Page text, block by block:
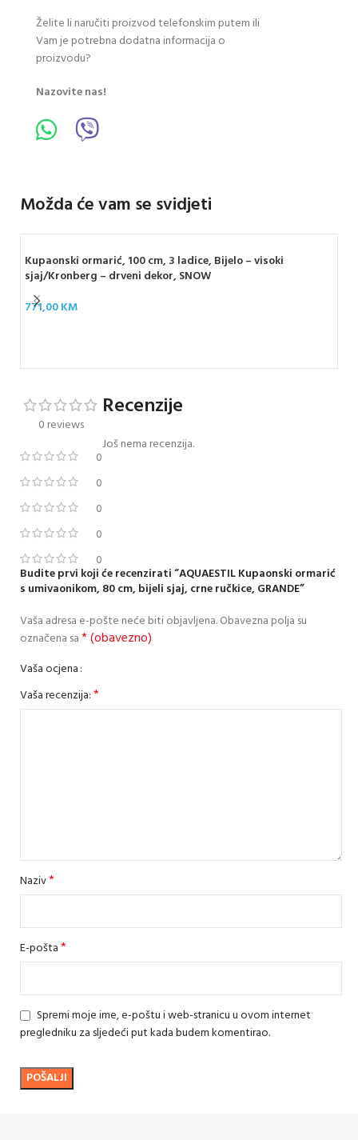
Želite li naručiti proizvod telefonskim putem ili
Vam je potrebna dodatna informacija o
proizvodu?
Nazovite nas!
Možda će vam se svidjeti
Kupaonski ormarić, 100 cm, 3 ladice, Bijelo – visoki
sjaj/Kronberg – drveni dekor, SNOW
771,00KM
0 reviews
0
0
0
0
0
Recenzije
Još nema recenzija.
Budite prvi koji će recenzirati “AQUAESTIL Kupaonski ormarić
s umivaonikom, 80 cm, bijeli sjaj, crne ručkice, GRANDE”
Vaša adresa e-pošte neće biti objavljena.Obavezna polja su
označena sa* (obavezno)
Vaša ocjena
Vaša recenzija:*
Naziv*
E-pošta*
Spremi moje ime, e-poštu i web-stranicu u ovom internet
pregledniku za sljedeći put kada budem komentirao.